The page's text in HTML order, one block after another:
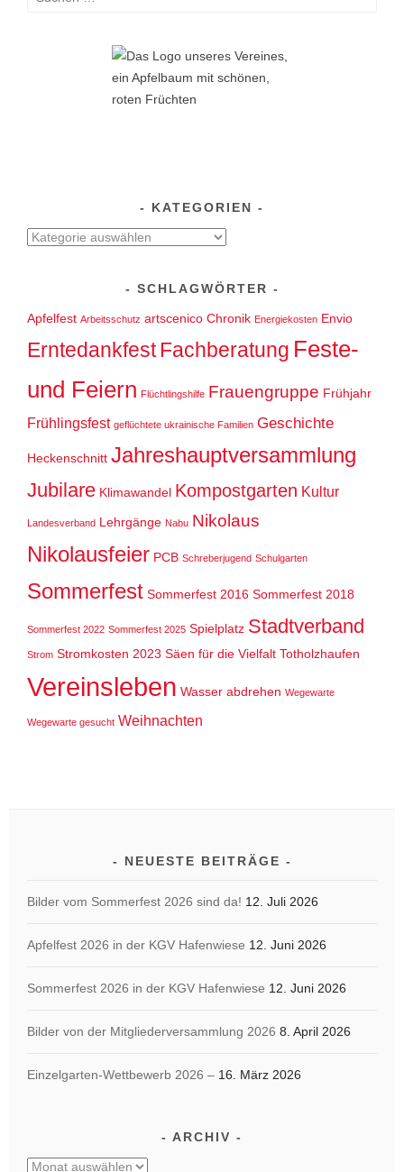
KATEGORIEN
Kategorien
SCHLAGWÖRTER
Apfelfest Arbeitsschutz artscenico Chronik Energiekosten Envio
ErntedankfestFachberatung Feste-
und Feiern Flüchtlingshilfe Frauengruppe Frühjahr
Frühlingsfest geflüchtete ukrainische Familien Geschichte
Heckenschnitt Jahreshauptversammlung
Jubilare Klimawandel Kompostgarten Kultur
Landesverband Lehrgänge Nabu Nikolaus
Nikolausfeier PCB Schreberjugend Schulgarten
Sommerfest Sommerfest 2016 Sommerfest 2018
Sommerfest 2022 Sommerfest 2025 Spielplatz Stadtverband
Strom Stromkosten 2023 Säen für die Vielfalt Totholzhaufen
Vereinsleben Wasser abdrehen Wegewarte
Wegewarte gesucht Weihnachten
NEUESTE BEITRÄGE
Bilder vom Sommerfest 2026 sind da! 12. Juli 2026
Apfelfest 2026 in der KGV Hafenwiese 12. Juni 2026
Sommerfest 2026 in der KGV Hafenwiese 12. Juni 2026
Bilder von der Mitgliederversammlung 2026 8. April 2026
Einzelgarten-Wettbewerb 2026 – 16. März 2026
ARCHIV
Archiv